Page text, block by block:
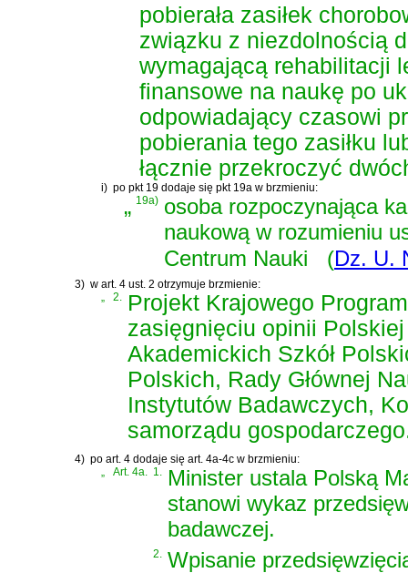
pobierała zasiłek
związku z niezdolnością
wymagającą rehabilitacji
finansowe na naukę po
odpowiadający czasowi
pobierania tego zasiłku
łącznie przekroczyć
i) po pkt 19 dodaje się pkt 19a w brzmieniu:
„19a) osoba rozpoczynająca
naukową w rozumieniu
Centrum Nauki
(Dz. U.
3) w art. 4 ust. 2 otrzymuje brzmienie:
„
2. Projekt Krajowego
zasięgnięciu opinii
Akademickich Szkół
Polskich, Rady Głównej
Instytutów Badawczych,
samorządu
4) po art. 4 dodaje się art. 4a-4c w brzmieniu:
Art. 4a. 1.
Minister ustala Polską
stanowi wykaz
badawczej.
2.
Wpisanie